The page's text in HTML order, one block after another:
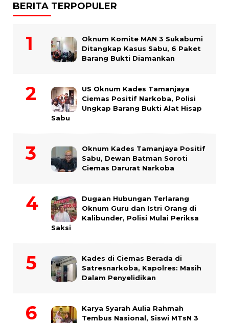
BERITA TERPOPULER
Oknum Komite MAN 3 Sukabumi
Ditangkap Kasus Sabu, 6 Paket
Barang Bukti Diamankan
US Oknum Kades Tamanjaya
Ciemas Positif Narkoba, Polisi
Ungkap Barang Bukti Alat Hisap
Sabu
Oknum Kades Tamanjaya Positif
Sabu, Dewan Batman Soroti
Ciemas Darurat Narkoba
Dugaan Hubungan Terlarang
Oknum Guru dan Istri Orang di
Kalibunder, Polisi Mulai Periksa
Saksi
Kades di Ciemas Berada di
Satresnarkoba, Kapolres: Masih
Dalam Penyelidikan
Karya Syarah Aulia Rahmah
Tembus Nasional, Siswi MTsN 3